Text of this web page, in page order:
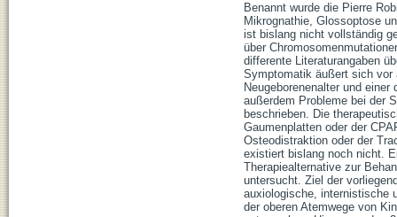
Benannt wurde die Pierre
Mikrognathie, Glossoptose
ist bislang nicht vollständig
über
differente Literaturangaben
Symptomatik äußert sich vor
Neugeborenenalter und
außerdem Probleme bei der
beschrieben. Die
Gaumenplatten oder der
Osteodistraktion oder der
existiert bislang noch nicht.
Therapiealternative zur
untersucht. Ziel der
auxiologische, internistische
der oberen Atemwege von